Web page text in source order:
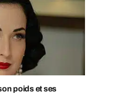
poids et ses